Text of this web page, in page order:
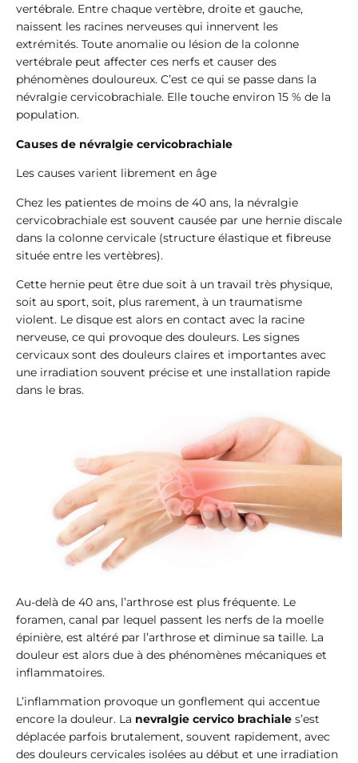
vertébrale. Entre chaque vertèbre, droite et gauche,
naissent les racines nerveuses qui innervent les
extrémités. Toute anomalie ou lésion de la colonne
vertébrale peut affecter ces nerfs et causer des
phénomènes douloureux. C’est ce qui se passe dans la
névralgie cervicobrachiale. Elle touche environ 15 % de la
population.
Causes de névralgie cervicobrachiale
Les causes varient librement en âge
Chez les patientes de moins de 40 ans, la névralgie
cervicobrachiale est souvent causée par une hernie discale
dans la colonne cervicale (structure élastique et fibreuse
située entre les vertèbres).
Cette hernie peut être due soit à un travail très physique,
soit au sport, soit, plus rarement, à un traumatisme
violent. Le disque est alors en contact avec la racine
nerveuse, ce qui provoque des douleurs. Les signes
cervicaux sont des douleurs claires et importantes avec
une irradiation souvent précise et une installation rapide
dans le bras.
Au-delà de 40 ans, l’arthrose est plus fréquente. Le
foramen, canal par lequel passent les nerfs de la moelle
épinière, est altéré par l’arthrose et diminue sa taille. La
douleur est alors due à des phénomènes mécaniques et
inflammatoires.
L’inflammation provoque un gonflement qui accentue
encore la douleur. La nevralgie cervico brachiale s’est
déplacée parfois brutalement, souvent rapidement, avec
des douleurs cervicales isolées au début et une irradiation